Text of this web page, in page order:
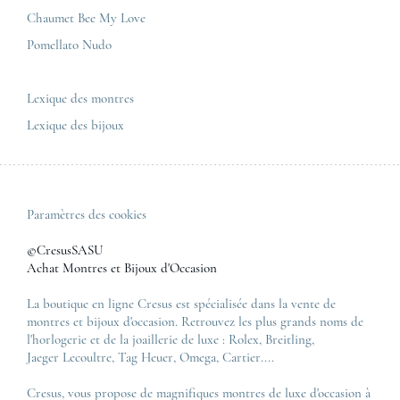
Chaumet Bee My Love
Pomellato Nudo
Lexique des montres
Lexique des bijoux
Paramètres des cookies
©CresusSASU
Achat Montres et Bijoux d'Occasion
La boutique en ligne Cresus est spécialisée dans la vente de
montres et bijoux d'occasion. Retrouvez les plus grands noms de
l'horlogerie et de la joaillerie de luxe : Rolex, Breitling,
Jaeger Lecoultre, Tag Heuer, Omega, Cartier....
Cresus, vous propose de magnifiques montres de luxe d'occasion à